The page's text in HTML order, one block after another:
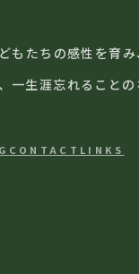
たちの感性を育み
一生涯忘れることの
CONTACT LINKS